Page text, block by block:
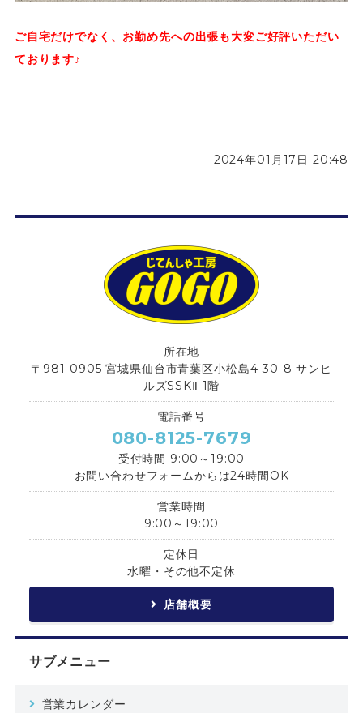
ご自宅だけでなく、お勤め先への出張も大変ご好評いただい
ております♪
2024年01月17日 20:48
所在地
〒981-0905 宮城県仙台市青葉区小松島4-30-8 サンヒ
ルズSSKⅡ 1階
電話番号
080-8125-7679
受付時間 9:00～19:00
お問い合わせフォームからは24時間OK
営業時間
9:00～19:00
定休日
水曜・その他不定休
店舗概要
サブメニュー
営業カレンダー